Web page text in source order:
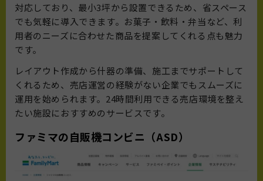
対応しており、最小3坪から設置できるため、省スペース
でも気軽に導入できます。お菓子・飲料・弁当など、利
用者のニーズに合わせた商品を提案してくれる点も魅力
です。
レイアウト作成から什器の準備、施工までサポートして
くれるため、売店運営の経験がない企業でもスムーズに
運用を始められます。24時間利用できる売店環境を整え
たい施設におすすめのサービスです。
ファミマの自販機コンビニ（ASD）